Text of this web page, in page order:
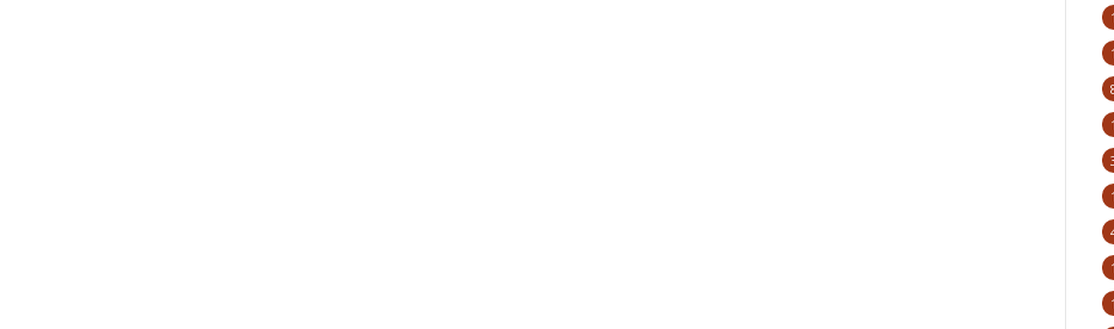
1
1
1
1
1
1